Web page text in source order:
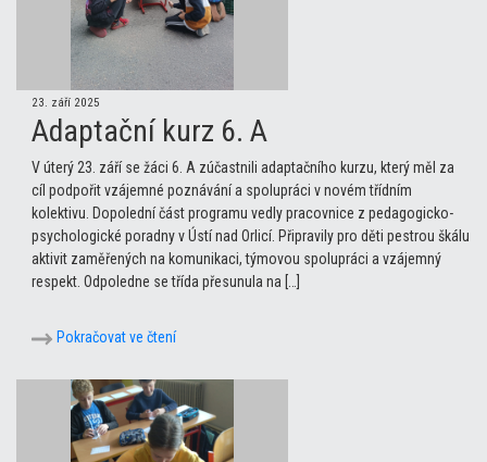
23. září 2025
Adaptační kurz 6. A
V úterý 23. září se žáci 6. A zúčastnili adaptačního kurzu, který měl za
cíl podpořit vzájemné poznávání a spolupráci v novém třídním
kolektivu. Dopolední část programu vedly pracovnice z pedagogicko-
psychologické poradny v Ústí nad Orlicí. Připravily pro děti pestrou škálu
aktivit zaměřených na komunikaci, týmovou spolupráci a vzájemný
respekt. Odpoledne se třída přesunula na […]
Pokračovat ve čtení